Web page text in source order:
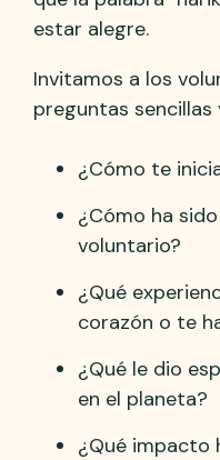
estar alegre.
Invitamos a los
preguntas sencillas
¿Cómo te
¿Cómo ha
voluntario?
¿Qué
corazón o te
¿Qué le dio
en el planeta?
¿Qué impacto